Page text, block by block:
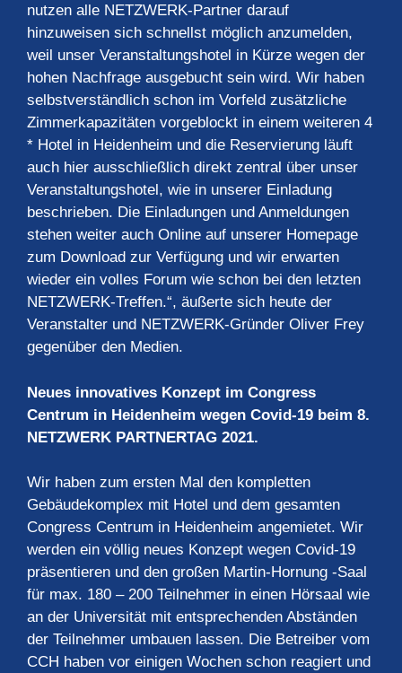
nutzen alle NETZWERK-Partner darauf
hinzuweisen sich schnellst möglich anzumelden,
weil unser Veranstaltungshotel in Kürze wegen der
hohen Nachfrage ausgebucht sein wird. Wir haben
selbstverständlich schon im Vorfeld zusätzliche
Zimmerkapazitäten vorgeblockt in einem weiteren 4
* Hotel in Heidenheim und die Reservierung läuft
auch hier ausschließlich direkt zentral über unser
Veranstaltungshotel, wie in unserer Einladung
beschrieben. Die Einladungen und Anmeldungen
stehen weiter auch Online auf unserer Homepage
zum Download zur Verfügung und wir erwarten
wieder ein volles Forum wie schon bei den letzten
NETZWERK-Treffen.“, äußerte sich heute der
Veranstalter und NETZWERK-Gründer Oliver Frey
gegenüber den Medien.
Neues innovatives Konzept im Congress
Centrum in Heidenheim wegen Covid-19 beim 8.
NETZWERK PARTNERTAG 2021.
Wir haben zum ersten Mal den kompletten
Gebäudekomplex mit Hotel und dem gesamten
Congress Centrum in Heidenheim angemietet. Wir
werden ein völlig neues Konzept wegen Covid-19
präsentieren und den großen Martin-Hornung -Saal
für max. 180 – 200 Teilnehmer in einen Hörsaal wie
an der Universität mit entsprechenden Abständen
der Teilnehmer umbauen lassen. Die Betreiber vom
CCH haben vor einigen Wochen schon reagiert und